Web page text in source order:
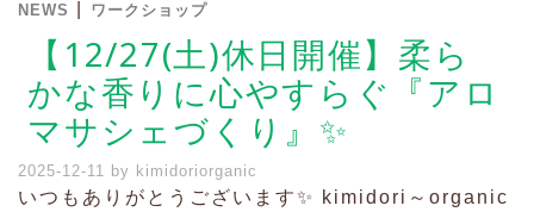
NEWS ワークショップ
【12/27(土)休日開催】柔ら
かな香りに心やすらぐ『アロ
マサシェづくり』✨
2025-12-11 by kimidoriorganic
いつもありがとうございます✨ kimidori～organic